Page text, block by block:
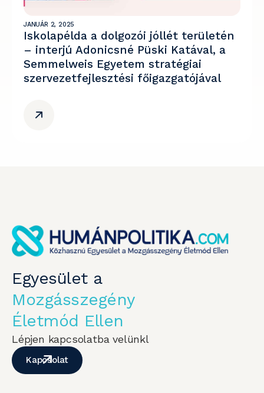
JANUÁR 2, 2025
Iskolapélda a dolgozói jóllét területén
– interjú Adonicsné Püski Katával, a
Semmelweis Egyetem stratégiai
szervezetfejlesztési főigazgatójával
Egyesület a
Mozgásszegény
Életmód Ellen
Lépjen kapcsolatba velünkl
Kapcsolat